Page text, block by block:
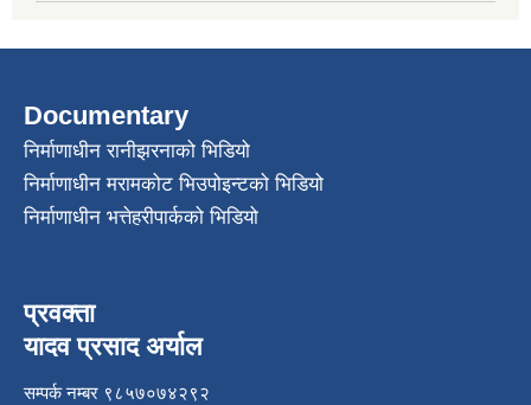
Documentary
निर्माणाधीन रानीझरनाको भिडियो
निर्माणाधीन मरामकोट भिउपोइन्टको भिडियो
निर्माणाधीन भत्तेहरीपार्कको भिडियो
प्रवक्ता
यादव प्रसाद अर्याल
सम्पर्क नम्बर ९८५७०७४२९२